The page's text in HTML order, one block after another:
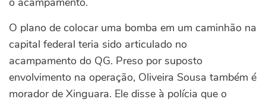
O plano de colocar uma bomba em um caminhão na
capital federal teria sido articulado no
acampamento do QG. Preso por suposto
envolvimento na operação, Oliveira Sousa também é
morador de Xinguara. Ele disse à polícia que o